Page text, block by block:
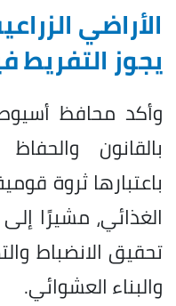
الأراضي
يجوز التفريط
وأكد محافظ
بالقانون
باعتبارها ثروة
الغذائي، مشيرًا
تحقيق الانضباط
والبناء العشوائي.